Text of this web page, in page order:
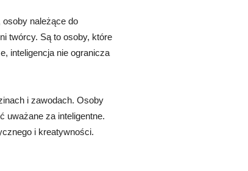
należące do
twórcy. Są to osoby, które
inteligencja nie ogranicza
i zawodach. Osoby
uważane za inteligentne.
i kreatywności.